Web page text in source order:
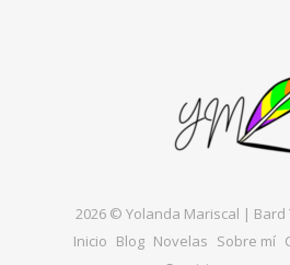
2026 © Yolanda Mariscal | Bard
Inicio Blog Novelas Sobre mí